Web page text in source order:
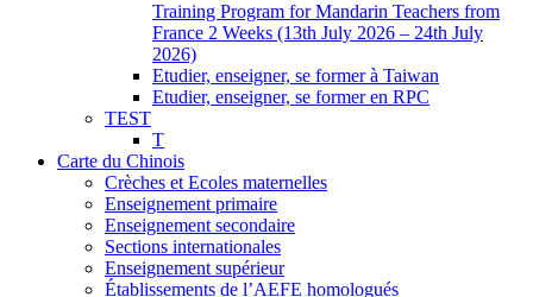
Training Program for Mandarin Teachers from
France 2 Weeks (13th July 2026 – 24th July
2026)
Etudier, enseigner, se former à Taiwan
Etudier, enseigner, se former en RPC
TEST
T
Carte du Chinois
Crèches et Ecoles maternelles
Enseignement primaire
Enseignement secondaire
Sections internationales
Enseignement supérieur
Établissements de l’AEFE homologués